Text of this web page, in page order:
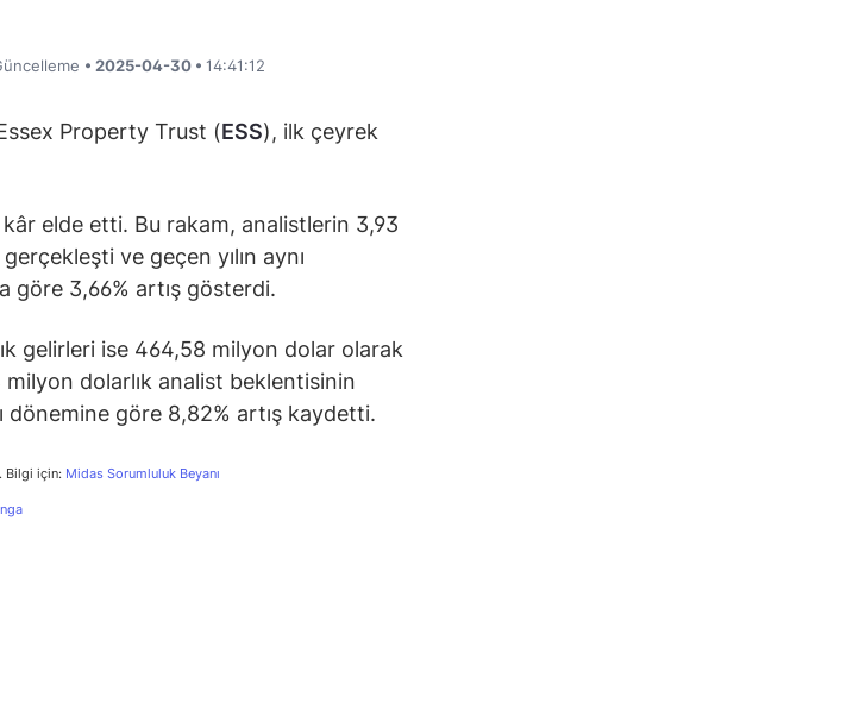
• 2025-04-30 • 14:41:12
Property Trust (ESS), ilk çeyrek
elde etti. Bu rakam, analistlerin 3,93
ve geçen yılın aynı
göre 3,66% artış gösterdi.
gelirleri ise 464,58 milyon dolar olarak
dolarlık analist beklentisinin
dönemine göre 8,82% artış kaydetti.
Bilgi için: Midas Sorumluluk Beyanı